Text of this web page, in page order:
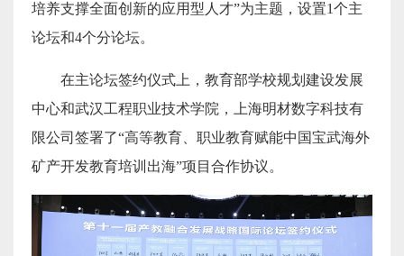
培养支撑全面创新的应用型人才”为主题，设置1个主
论坛和4个分论坛。
在主论坛签约仪式上，教育部学校规划建设发展
中心和武汉工程职业技术学院，上海明材数字科技有
限公司签署了“高等教育、职业教育赋能中国宝武海外
矿产开发教育培训出海”项目合作协议。